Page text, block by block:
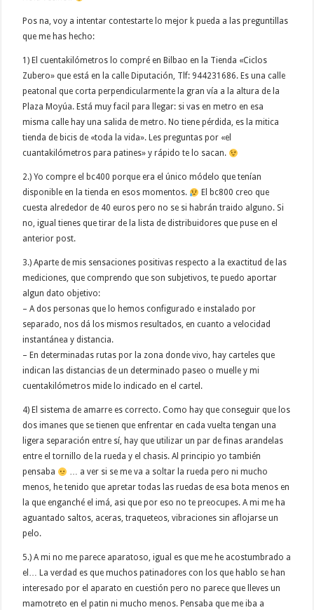
Pos na, voy a intentar contestarte lo mejor k pueda a las preguntillas
que me has hecho:
1) El cuentakilómetros lo compré en Bilbao en la Tienda «Ciclos
Zubero» que está en la calle Diputación, Tlf: 944231686. Es una calle
peatonal que corta perpendicularmente la gran vía a la altura de la
Plaza Moyúa. Está muy facil para llegar: si vas en metro en esa
misma calle hay una salida de metro. No tiene pérdida, es la mitica
tienda de bicis de «toda la vida». Les preguntas por «el
cuantakilómetros para patines» y rápido te lo sacan.
2.) Yo compre el bc400 porque era el único módelo que tenían
disponible en la tienda en esos momentos.
El bc800 creo que
cuesta alrededor de 40 euros pero no se si habrán traido alguno. Si
no, igual tienes que tirar de la lista de distribuidores que puse en el
anterior post.
3.) Aparte de mis sensaciones positivas respecto a la exactitud de las
mediciones, que comprendo que son subjetivos, te puedo aportar
algun dato objetivo:
– A dos personas que lo hemos configurado e instalado por
separado, nos dá los mismos resultados, en cuanto a velocidad
instantánea y distancia.
– En determinadas rutas por la zona donde vivo, hay carteles que
indican las distancias de un determinado paseo o muelle y mi
cuentakilómetros mide lo indicado en el cartel.
4) El sistema de amarre es correcto. Como hay que conseguir que los
dos imanes que se tienen que enfrentar en cada vuelta tengan una
ligera separación entre sí, hay que utilizar un par de finas arandelas
entre el tornillo de la rueda y el chasis. Al principio yo también
pensaba
… a ver si se me va a soltar la rueda pero ni mucho
menos, he tenido que apretar todas las ruedas de esa bota menos en
la que enganché el imá, asi que por eso no te preocupes. A mi me ha
aguantado saltos, aceras, traqueteos, vibraciones sin aflojarse un
pelo.
5.) A mi no me parece aparatoso, igual es que me he acostumbrado a
el… La verdad es que muchos patinadores con los que hablo se han
interesado por el aparato en cuestión pero no parece que lleves un
mamotreto en el patin ni mucho menos. Pensaba que me iba a